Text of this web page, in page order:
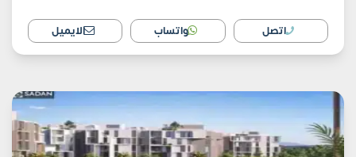
اتصل واتساب الايميل